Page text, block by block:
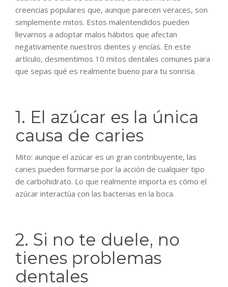
creencias populares que, aunque parecen veraces, son
simplemente mitos. Estos malentendidos pueden
llevarnos a adoptar malos hábitos que afectan
negativamente nuestros dientes y encías. En este
artículo, desmentimos 10 mitos dentales comunes para
que sepas qué es realmente bueno para tu sonrisa.
1. El azúcar es la única
causa de caries
Mito: aunque el azúcar es un gran contribuyente, las
caries pueden formarse por la acción de cualquier tipo
de carbohidrato. Lo que realmente importa es cómo el
azúcar interactúa con las bacterias en la boca.
2. Si no te duele, no
tienes problemas
dentales